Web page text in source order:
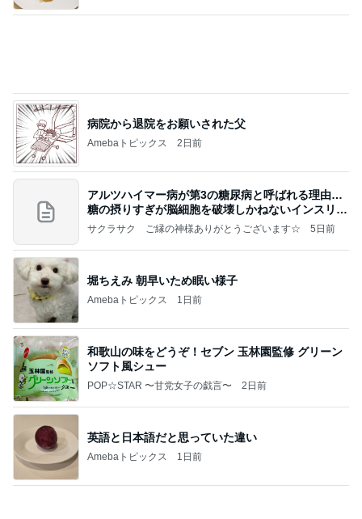
病院から退院をお願いされた父
Amebaトピックス 2日前
アルツハイマー病が第3の糖尿病と呼ばれる理由…
糖の摂りすぎが脳細胞を破壊しかねないインスリン
の恐
サクラサク ご縁の神様ありがとうございます☆ 5日前
堀ちえみ 朝早いため眠い様子
Amebaトピックス 1日前
和歌山の味をどうぞ！セブン 玉林園監修 グリーン
ソフト風シュー
POP☆STAR 〜甘党女子の戯言〜 2日前
英語と日本語だと思っていた違い
Amebaトピックス 1日前